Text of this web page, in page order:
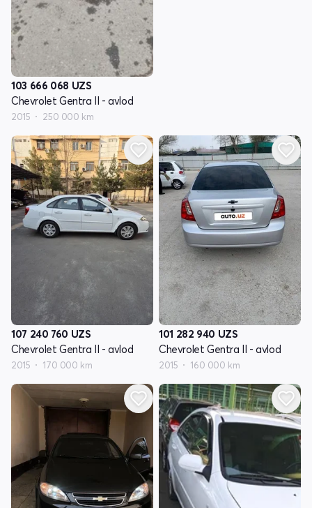
103 666 068 UZS
Chevrolet Gentra II - avlod
2015 250 000 km
107 240 760 UZS
Chevrolet Gentra II - avlod
2015 170 000 km
101 282 940 UZS
Chevrolet Gentra II - avlod
2015 160 000 km